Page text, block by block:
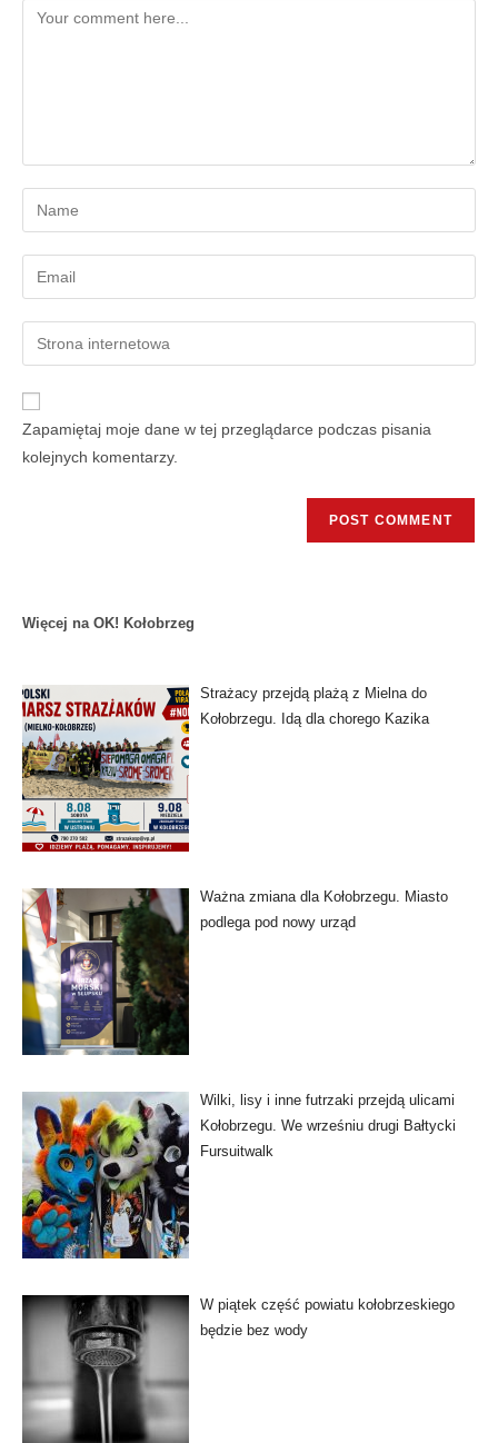
Zapamiętaj moje dane w tej przeglądarce podczas pisania
kolejnych komentarzy.
Więcej na OK! Kołobrzeg
Strażacy przejdą plażą z Mielna do
Kołobrzegu. Idą dla chorego Kazika
Ważna zmiana dla Kołobrzegu. Miasto
podlega pod nowy urząd
Wilki, lisy i inne futrzaki przejdą ulicami
Kołobrzegu. We wrześniu drugi Bałtycki
Fursuitwalk
W piątek część powiatu kołobrzeskiego
będzie bez wody